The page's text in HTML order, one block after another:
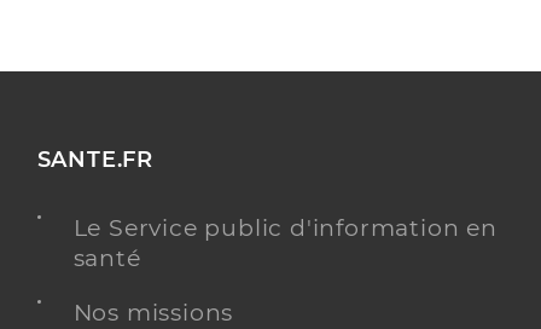
SANTE.FR
Le Service public d'information en
santé
Nos missions